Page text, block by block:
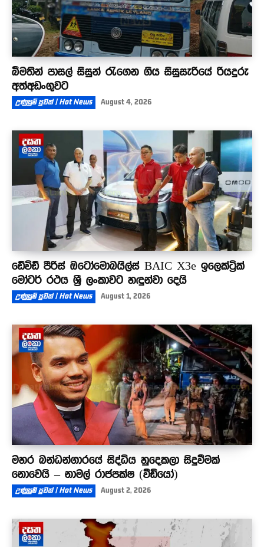
බීමතින් පාසල් සිසුන් රැගෙන ගිය සිසුසැරියේ රියදුරු
අත්අඩංගුවට
උණුසුම් පුවත් | Hot News August 4, 2026
ඩේවිඩ් පීරිස් ඔටෝමොබයිල්ස් BAIC X3e ඉලෙක්ට්‍රික්
මෝටර් රථය ශ්‍රී ලංකාවට හඳුන්වා දෙයි
උණුසුම් පුවත් | Hot News August 1, 2026
මහර බන්ධන්ගාරයේ සිද්ධිය හුදෙකලා සිදුවීමක්
නොවෙයි – නාමල් රාජපක්ෂ (වීඩියෝ)
උණුසුම් පුවත් | Hot News August 2, 2026